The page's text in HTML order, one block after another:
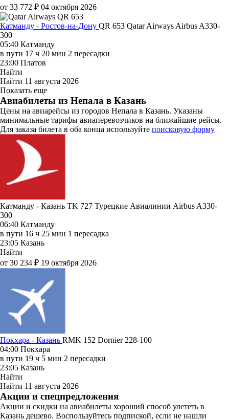
от 33 772 ₽ 04 октября 2026
Катманду - Ростов-на-Дону QR 653 Qatar Airways Airbus A330-
300
05:40 Катманду
в пути 17 ч 20 мин 2 пересадки
23:00 Платов
Найти
Найти 11 августа 2026
Показать еще
Авиабилеты из Непала в Казань
Цены на авиарейсы из городов Непала в Казань. Указаны
минимальные тарифы авиаперевозчиков на ближайшие рейсы.
Для заказа билета в оба конца используйте поисковую форму
Катманду - Казань TK 727 Турецкие Авиалинии Airbus A330-
300
06:40 Катманду
в пути 16 ч 25 мин 1 пересадка
23:05 Казань
Найти
от 30 234 ₽ 19 октября 2026
Покхара - Казань RMK 152 Dornier 228-100
04:00 Покхара
в пути 19 ч 5 мин 2 пересадки
23:05 Казань
Найти
Найти 11 августа 2026
Акции и спецпредложения
Акции и скидки на авиабилеты хороший способ улететь в
Казань дешево. Воспользуйтесь подпиской, если не нашли